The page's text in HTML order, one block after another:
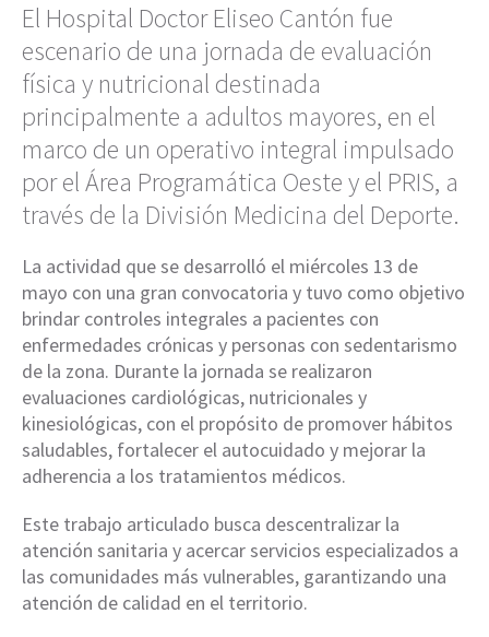
El Hospital Doctor Eliseo Cantón fue
escenario de una jornada de evaluación
física y nutricional destinada
principalmente a adultos mayores, en el
marco de un operativo integral impulsado
por el Área Programática Oeste y el PRIS, a
través de la División Medicina del Deporte.
La actividad que se desarrolló el miércoles 13 de
mayo con una gran convocatoria y tuvo como objetivo
brindar controles integrales a pacientes con
enfermedades crónicas y personas con sedentarismo
de la zona. Durante la jornada se realizaron
evaluaciones cardiológicas, nutricionales y
kinesiológicas, con el propósito de promover hábitos
saludables, fortalecer el autocuidado y mejorar la
adherencia a los tratamientos médicos.
Este trabajo articulado busca descentralizar la
atención sanitaria y acercar servicios especializados a
las comunidades más vulnerables, garantizando una
atención de calidad en el territorio.